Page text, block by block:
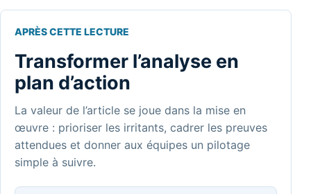
APRÈS CETTE LECTURE
Transformer l’analyse en
plan d’action
La valeur de l’article se joue dans la mise en
œuvre : prioriser les irritants, cadrer les preuves
attendues et donner aux équipes un pilotage
simple à suivre.